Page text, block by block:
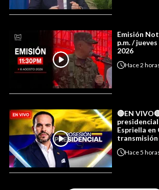
Emisión
p.m. /
2026
Hace2
🔴EN
Espriella en
transmisión
Hace5